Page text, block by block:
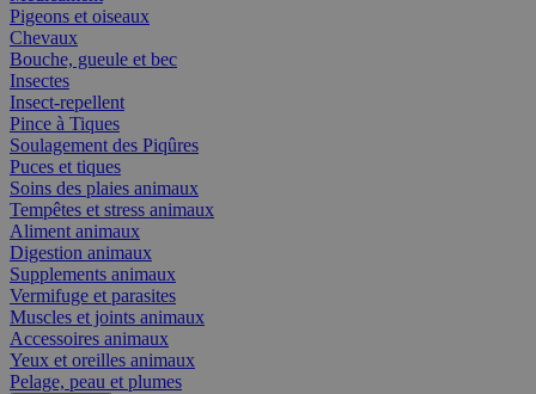
Pigeons et oiseaux
Chevaux
Bouche, gueule et bec
Insectes
Insect-repellent
Pince à Tiques
Soulagement des Piqûres
Puces et tiques
Soins des plaies animaux
Tempêtes et stress animaux
Aliment animaux
Digestion animaux
Supplements animaux
Vermifuge et parasites
Muscles et joints animaux
Accessoires animaux
Yeux et oreilles animaux
Pelage, peau et plumes